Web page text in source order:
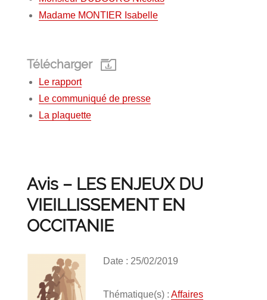
Madame MONTIER Isabelle
Télécharger
Le rapport
Le communiqué de presse
La plaquette
Avis – LES ENJEUX DU
VIEILLISSEMENT EN
OCCITANIE
Date : 25/02/2019
Thématique(s) : Affaires